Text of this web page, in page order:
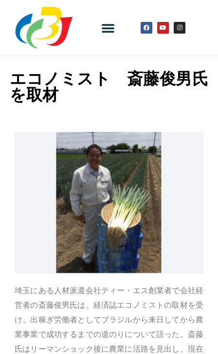
エコノミスト 斎藤俊男氏
を取材
埼玉にある人材派遣会社ティー・エス創業者で会社経
営者の斎藤俊男氏は、経済誌エコノミストの取材を受
け、出稼ぎ労働者としてブラジルから来日してから農
業事業で成功するまでの道のりについて語った。斎藤
氏はリーマンショック後に農業に活路を見出し、現在